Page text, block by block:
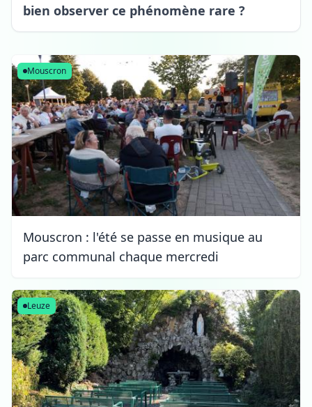
bien observer ce phénomène rare ?
Mouscron
Mouscron : l'été se passe en musique au
parc communal chaque mercredi
Leuze